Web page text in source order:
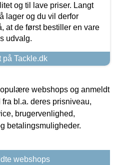
og til lave priser. Langt
lager og du vil derfor
at de først bestiller en vare
udvalg.
på Tackle.dk
webshops og anmeldt
bl.a. deres prisniveau,
brugervenlighed,
betalingsmuligheder.
webshops